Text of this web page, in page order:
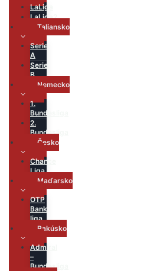
LaLiga
LaLiga2
Taliansko
Serie
A
Serie
B
Nemecko
1.
Bundesliga
2.
Bundesliga
Česko
Chance
Liga
Maďarsko
OTP
Bank
liga
Rakúsko
Admiral
–
Bundesliga